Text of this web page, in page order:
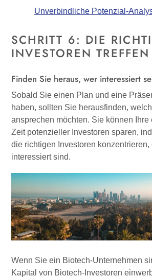
Unverbindliche Potenzial-
SCHRITT 6: DIE
INVESTOREN TREFFEN
Finden Sie heraus, wer interessiert
Sobald Sie einen Plan und eine
haben, sollten Sie herausfinden,
ansprechen möchten. Sie können Ihre
Zeit potenzieller Investoren sparen,
die richtigen Investoren konzentrieren,
interessiert sind.
Wenn Sie ein Biotech-Unternehmen
Kapital von Biotech-Investoren